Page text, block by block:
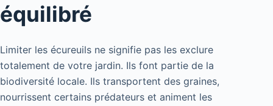
équilibré
Limiter les écureuils ne signifie pas les exclure
totalement de votre jardin. Ils font partie de la
biodiversité locale. Ils transportent des graines,
nourrissent certains prédateurs et animent les